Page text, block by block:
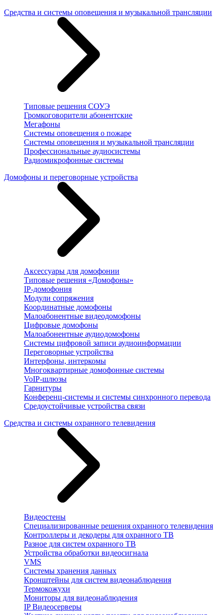
Средства и системы оповещения и музыкальной трансляции
Типовые решения СОУЭ
Громкоговорители абонентские
Мегафоны
Системы оповещения о пожаре
Системы оповещения и музыкальной трансляции
Профессиональные аудиосистемы
Радиомикрофонные системы
Домофоны и переговорные устройства
Аксессуары для домофонии
Типовые решения «Домофоны»
IP-домофония
Модули сопряжения
Координатные домофоны
Малоабонентные видеодомофоны
Цифровые домофоны
Малоабонентные аудиодомофоны
Системы цифровой записи аудиоинформации
Переговорные устройства
Интерфоны, интеркомы
Многоквартирные домофонные системы
VoIP-шлюзы
Гарнитуры
Конференц-системы и системы синхронного перевода
Средоустойчивые устройства связи
Средства и системы охранного телевидения
Видеостены
Специализированные решения охранного телевидения
Контроллеры и декодеры для охранного ТВ
Разное для систем охранного ТВ
Устройства обработки видеосигнала
VMS
Системы хранения данных
Кронштейны для систем видеонаблюдения
Термокожухи
Мониторы для видеонаблюдения
IP Видеосерверы